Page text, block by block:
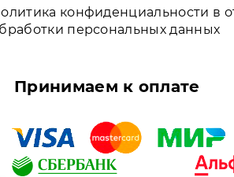
конфиденциальности в
персональных данных
Принимаем к оплате